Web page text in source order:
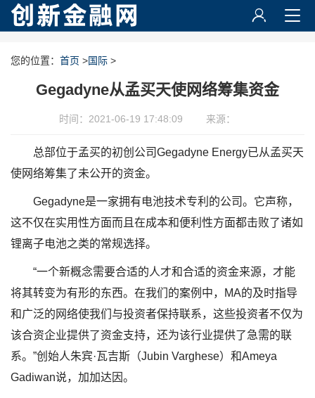
您的位置： 首页 >国际 >
Gegadyne从孟买天使网络筹集资金
时间：2021-06-19 17:48:09 来源：
总部位于孟买的初创公司Gegadyne Energy已从孟买天
使网络筹集了未公开的资金。
Gegadyne是一家拥有电池技术专利的公司。它声称，
这不仅在实用性方面而且在成本和便利性方面都击败了诸如
锂离子电池之类的常规选择。
“一个新概念需要合适的人才和合适的资金来源，才能
将其转变为有形的东西。在我们的案例中，MA的及时指导
和广泛的网络使我们与投资者保持联系，这些投资者不仅为
该合资企业提供了资金支持，还为该行业提供了急需的联
系。”创始人朱宾·瓦吉斯（Jubin Varghese）和Ameya
Gadiwan说，加加达因。